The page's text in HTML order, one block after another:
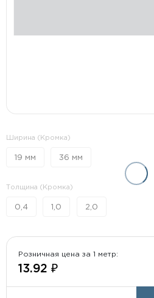
Ширина (Кромка)
19 мм 36 мм
Толщина (Кромка)
0,4 1,0 2,0
Розничная цена за 1 метр:
13.92 ₽